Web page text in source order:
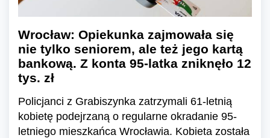
Wrocław: Opiekunka zajmowała się
nie tylko seniorem, ale też jego kartą
bankową. Z konta 95-latka zniknęło 12
tys. zł
Policjanci z Grabiszynka zatrzymali 61-letnią
kobietę podejrzaną o regularne okradanie 95-
letniego mieszkańca Wrocławia. Kobieta została